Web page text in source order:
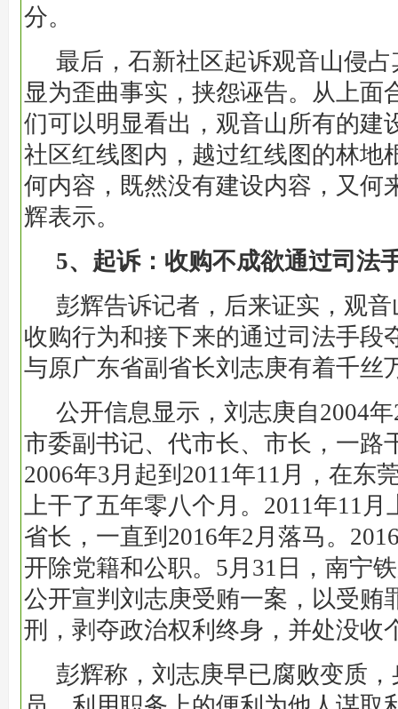
分。
最后，石新社区起诉观音山侵
显为歪曲事实，挟怨诬告。从上面
们可以明显看出，观音山所有的建
社区红线图内，越过红线图的林地
何内容，既然没有建设内容，又何
辉表示。
5、起诉：收购不成欲通过司法
彭辉告诉记者，后来证实，观
收购行为和接下来的通过司法手段
与原广东省副省长刘志庚有着千丝
公开信息显示，刘志庚自2004
市委副书记、代市长、市长，一路
2006年3月起到2011年11月，在东
上干了五年零八个月。2011年11月
省长，一直到2016年2月落马。
开除党籍和公职。5月31日，南宁
公开宣判刘志庚受贿一案，以受贿
刑，剥夺政治权利终身，并处没收
彭辉称，刘志庚早已腐败变质